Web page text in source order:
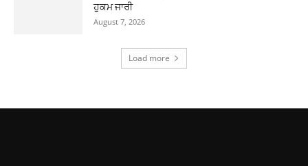
ਹੁਕਮ ਜਾਰੀ
August 7, 2026
Load more